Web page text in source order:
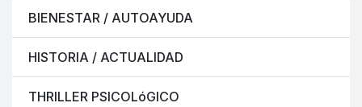
BIENESTAR / AUTOAYUDA
HISTORIA / ACTUALIDAD
THRILLER PSICOLóGICO